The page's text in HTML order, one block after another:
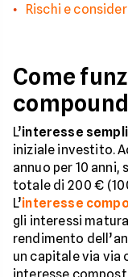
Rischi e
Come
L’interesse
iniziale investito.
annuo per 10 anni,
totale di 200 €
L’interesse
gli interessi
rendimento
un capitale via via
interesse